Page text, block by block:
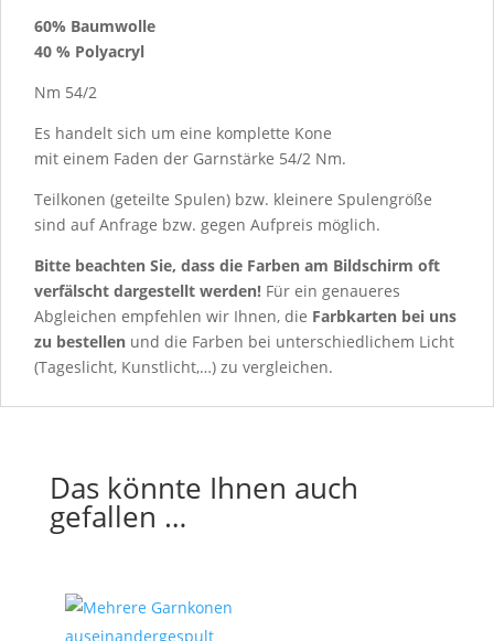
60% Baumwolle
40 % Polyacryl
Nm 54/2
Es handelt sich um eine komplette Kone
mit einem Faden der Garnstärke 54/2 Nm.
Teilkonen (geteilte Spulen) bzw. kleinere Spulengröße
sind auf Anfrage bzw. gegen Aufpreis möglich.
Bitte beachten Sie, dass die Farben am Bildschirm oft
verfälscht dargestellt werden! Für ein genaueres
Abgleichen empfehlen wir Ihnen, die Farbkarten bei uns
zu bestellen und die Farben bei unterschiedlichem Licht
(Tageslicht, Kunstlicht,…) zu vergleichen.
Das könnte Ihnen auch
gefallen …